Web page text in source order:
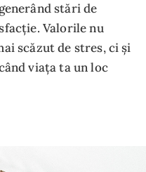
stări de
Valorile nu
scăzut de stres, ci și
viața ta un loc